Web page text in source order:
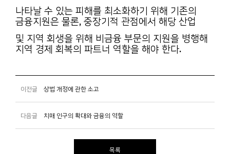
나타날 수 있는 피해를 최소화하기 위해 기존의
금융지원은 물론, 중장기적 관점에서 해당 산업
및 지역 회생을 위해 비금융 부문의 지원을 병행해
지역 경제 회복의 파트너 역할을 해야 한다.
이전글 상법 개정에 관한 소고
다음글 치매 인구의 확대와 금융의 역할
목록